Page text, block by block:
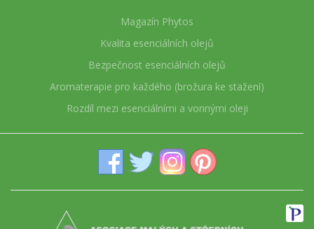
Magazín Phytos
Kvalita esenciálních olejů
Bezpečnost esenciálních olejů
Aromaterapie pro každého (brožura ke stažení)
Rozdíl mezi esenciálními a vonnými oleji